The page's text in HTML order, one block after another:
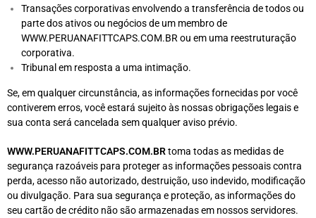
Transações corporativas envolvendo a transferência de todos ou
parte dos ativos ou negócios de um membro de
WWW.PERUANAFITTCAPS.COM.BR ou em uma reestruturação
corporativa.
Tribunal em resposta a uma intimação.
Se, em qualquer circunstância, as informações fornecidas por você
contiverem erros, você estará sujeito às nossas obrigações legais e
sua conta será cancelada sem qualquer aviso prévio.
WWW.PERUANAFITTCAPS.COM.BRtoma todas as medidas de
segurança razoáveis para proteger as informações pessoais contra
perda, acesso não autorizado, destruição, uso indevido, modificação
ou divulgação. Para sua segurança e proteção, as informações do
seu cartão de crédito não são armazenadas em nossos servidores.